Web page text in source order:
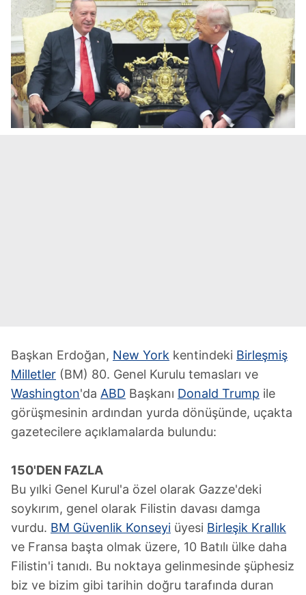
Başkan Erdoğan, New York kentindeki Birleşmiş
Milletler (BM) 80. Genel Kurulu temasları ve
Washington'da ABD Başkanı Donald Trump ile
görüşmesinin ardından yurda dönüşünde, uçakta
gazetecilere açıklamalarda bulundu:
150'DEN FAZLA
Bu yılki Genel Kurul'a özel olarak Gazze'deki
soykırım, genel olarak Filistin davası damga
vurdu. BM Güvenlik Konseyi üyesi Birleşik Krallık
ve Fransa başta olmak üzere, 10 Batılı ülke daha
Filistin'i tanıdı. Bu noktaya gelinmesinde şüphesiz
biz ve bizim gibi tarihin doğru tarafında duran